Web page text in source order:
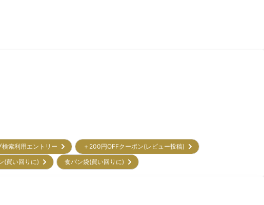
検索利用エントリー
＋200円OFFクーポン(レビュー投稿)
(買い回りに) 食パン袋(買い回りに)